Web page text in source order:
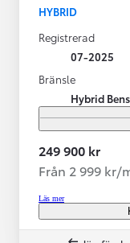
HYBRID
Registrerad
07-2025
Bränsle
Hybrid
249 900 kr
Från 2 999 kr/
Läs mer